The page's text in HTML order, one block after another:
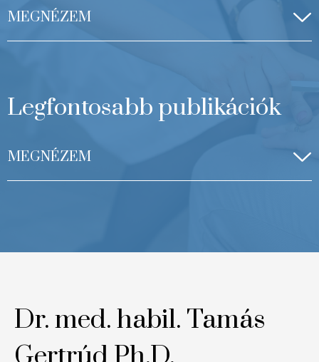
MEGNÉZEM
Legfontosabb publikációk
MEGNÉZEM
Dr. med. habil. Tamás